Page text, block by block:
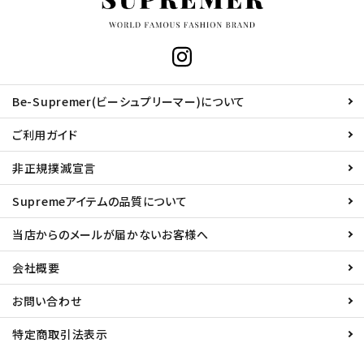
Be-Supremer(ビーシュプリーマー)について
ご利用ガイド
非正規撲滅宣言
Supremeアイテムの品質について
当店からのメールが届かないお客様へ
会社概要
お問い合わせ
特定商取引法表示